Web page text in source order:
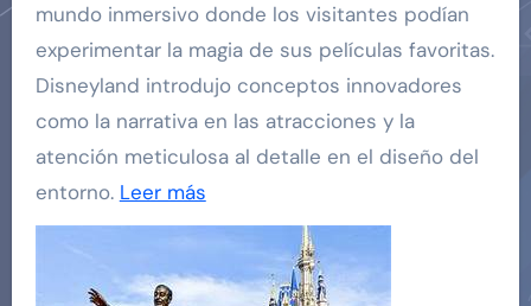
mundo inmersivo donde los visitantes podían
experimentar la magia de sus películas favoritas.
Disneyland introdujo conceptos innovadores
como la narrativa en las atracciones y la
atención meticulosa al detalle en el diseño del
entorno. Leer más